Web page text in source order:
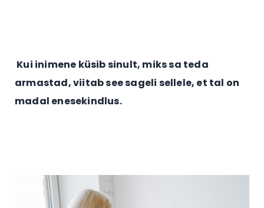
Kui inimene küsib sinult, miks sa teda
armastad, viitab see sageli sellele, et tal on
madal enesekindlus.